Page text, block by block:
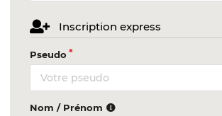
Inscription express
Pseudo
Nom / Prénom